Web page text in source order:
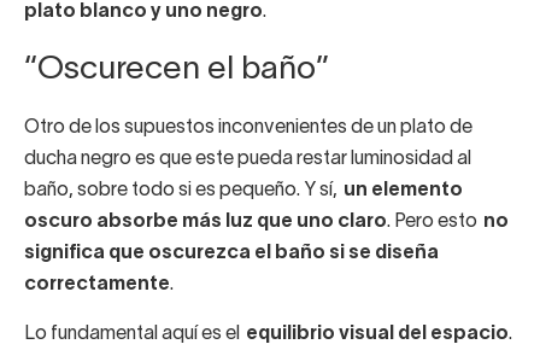
plato blanco y uno negro.
“Oscurecen el baño”
Otro de los supuestos inconvenientes de un plato de
ducha negro es que este pueda restar luminosidad al
baño, sobre todo si es pequeño. Y sí, un elemento
oscuro absorbe más luz que uno claro. Pero esto no
significa que oscurezca el baño si se diseña
correctamente.
Lo fundamental aquí es el equilibrio visual del espacio.